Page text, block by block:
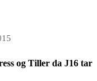
og Tiller da J16 tar